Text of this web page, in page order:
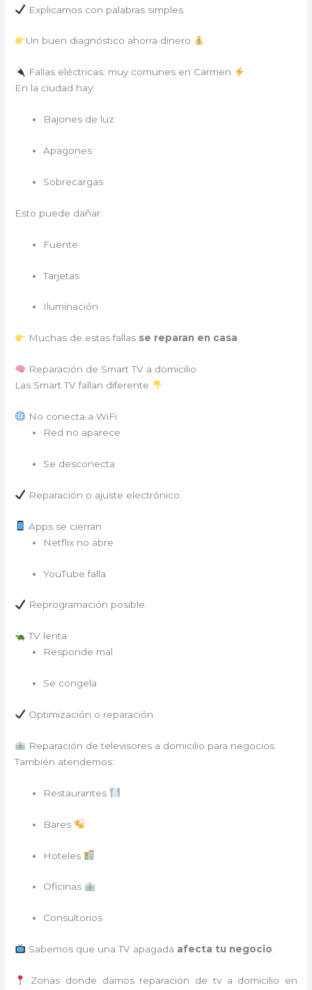
Explicamos con palabras simples
Un buen diagnóstico ahorra dinero .
Fallas eléctricas: muy comunes en Carmen
En la ciudad hay:
Bajones de luz
Apagones
Sobrecargas
Esto puede dañar:
Fuente
Tarjetas
Iluminación
Muchas de estas fallas se reparan en casa.
Reparación de Smart TV a domicilio
Las Smart TV fallan diferente
No conecta a WiFi
Red no aparece
Se desconecta
Reparación o ajuste electrónico.
Apps se cierran
Netflix no abre
YouTube falla
Reprogramación posible.
TV lenta
Responde mal
Se congela
Optimización o reparación.
Reparación de televisores a domicilio para negocios
También atendemos:
Restaurantes
Bares
Hoteles
Oficinas
Consultorios
Sabemos que una TV apagada afecta tu negocio
Zonas donde damos reparación de tv a domicilio en